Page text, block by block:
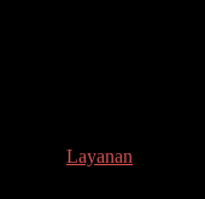
Layanan